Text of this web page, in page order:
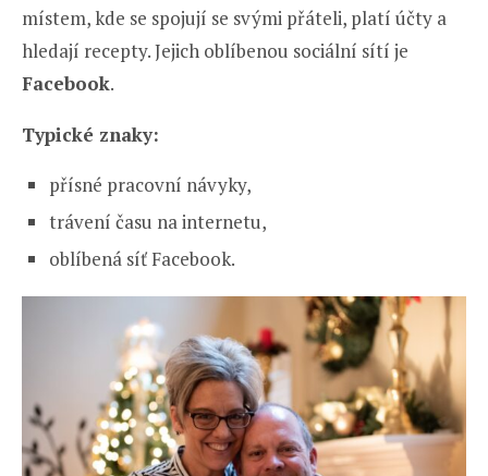
místem, kde se spojují se svými přáteli, platí účty a
hledají recepty. Jejich oblíbenou sociální sítí je
Facebook.
Typické znaky:
přísné pracovní návyky,
trávení času na internetu,
oblíbená síť Facebook.